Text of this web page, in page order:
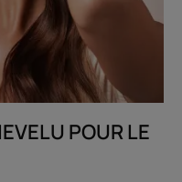
POUR LE